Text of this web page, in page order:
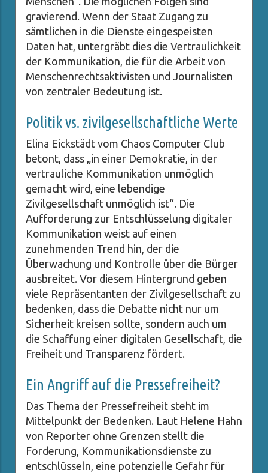
gravierend. Wenn der Staat Zugang zu
sämtlichen in die Dienste eingespeisten
Daten hat, untergräbt dies die Vertraulichkeit
der Kommunikation, die für die Arbeit von
Menschenrechtsaktivisten und Journalisten
von zentraler Bedeutung ist.
Politik vs. zivilgesellschaftliche Werte
Elina Eickstädt vom Chaos Computer Club
betont, dass „in einer Demokratie, in der
vertrauliche Kommunikation unmöglich
gemacht wird, eine lebendige
Zivilgesellschaft unmöglich ist“. Die
Aufforderung zur Entschlüsselung digitaler
Kommunikation weist auf einen
zunehmenden Trend hin, der die
Überwachung und Kontrolle über die Bürger
ausbreitet. Vor diesem Hintergrund geben
viele Repräsentanten der Zivilgesellschaft zu
bedenken, dass die Debatte nicht nur um
Sicherheit kreisen sollte, sondern auch um
die Schaffung einer digitalen Gesellschaft, die
Freiheit und Transparenz fördert.
Ein Angriff auf die Pressefreiheit?
Das Thema der Pressefreiheit steht im
Mittelpunkt der Bedenken. Laut Helene Hahn
von Reporter ohne Grenzen stellt die
Forderung, Kommunikationsdienste zu
entschlüsseln, eine potenzielle Gefahr für